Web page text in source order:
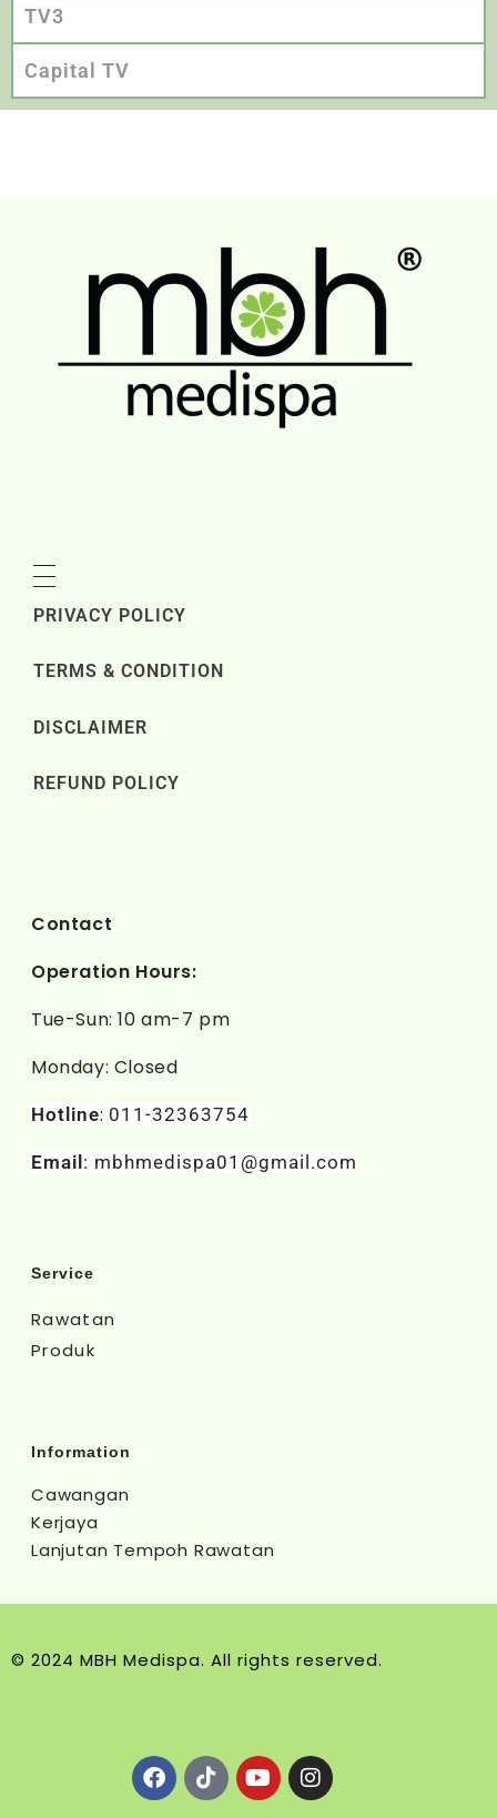
TV3
Capital TV
PRIVACY POLICY
TERMS & CONDITION
DISCLAIMER
REFUND POLICY
Contact
Operation Hours:
Tue-Sun: 10 am-7 pm
Monday: Closed
Hotline: 011-32363754
Email : mbhmedispa01@gmail.com
Service
Rawatan
Produk
Information
Cawangan
Kerjaya
Lanjutan Tempoh Rawatan
© 2024 MBH Medispa. All rights reserved.